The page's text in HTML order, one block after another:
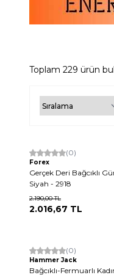
Toplam 229 ürün
Yeni (0)
Forex
Gerçek Deri Bağcıklı
Siyah - 2918
2.190,00TL
2.016,67 TL
Yeni (0)
Hammer Jack
Bağcıklı-Fermuarlı